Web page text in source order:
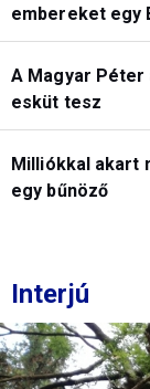
embereket egy
A Magyar
esküt tesz
Milliókkal akart
egy bűnöző
Interjú